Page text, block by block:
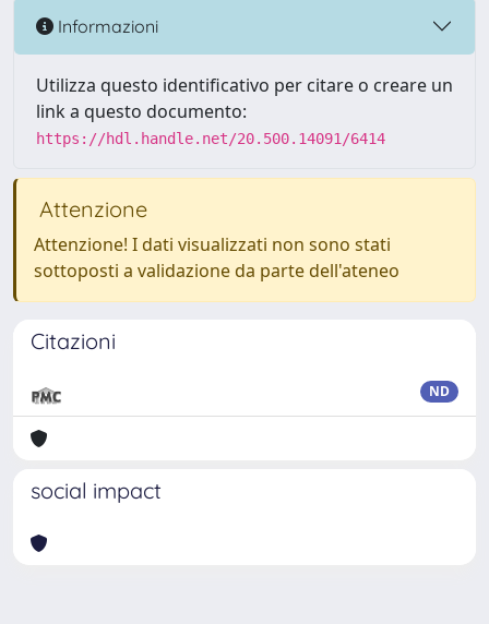
Informazioni
Utilizza questo identificativo per citare o creare un
link a questo documento:
https://hdl.handle.net/20.500.14091/6414
Attenzione
Attenzione! I dati visualizzati non sono stati
sottoposti a validazione da parte dell'ateneo
Citazioni
ND
social impact